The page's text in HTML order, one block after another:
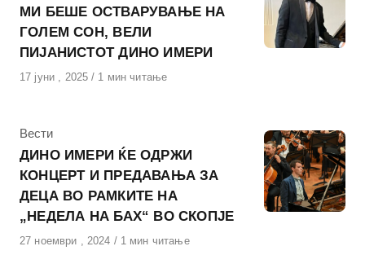
МИ БЕШЕ ОСТВАРУВАЊЕ НА
ГОЛЕМ СОН, ВЕЛИ
ПИЈАНИСТОТ ДИНО ИМЕРИ
Објавено
17 јуни , 2025 1 мин читање
КАтегорија
Вести
ДИНО ИМЕРИ ЌЕ ОДРЖИ
КОНЦЕРТ И ПРЕДАВАЊА ЗА
ДЕЦА ВО РАМКИТЕ НА
„НЕДЕЛА НА БАХ“ ВО СКОПЈЕ
Објавено
27 ноември , 2024 1 мин читање